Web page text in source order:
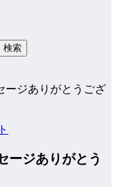
ージありがとうござ
ージありがとう